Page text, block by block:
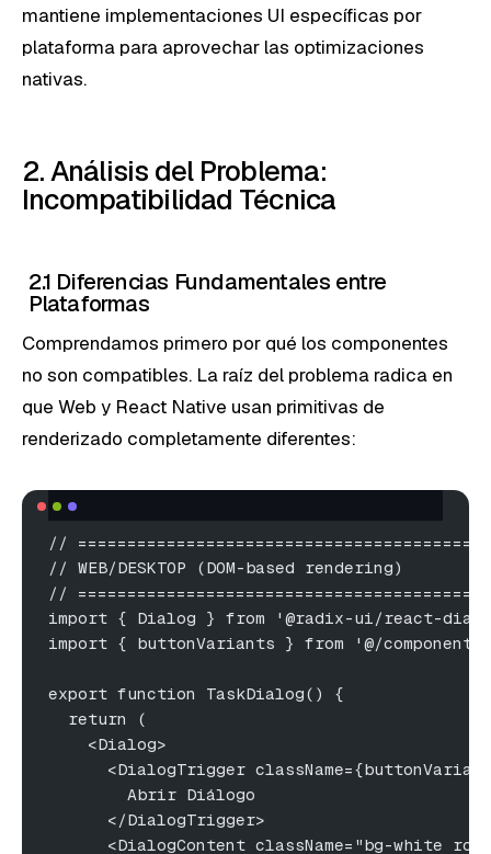
mantiene implementaciones UI específicas por
plataforma para aprovechar las optimizaciones
nativas.
2. Análisis del Problema:
Incompatibilidad Técnica
2.1 Diferencias Fundamentales entre
Plataformas
Comprendamos primero por qué los componentes
no son compatibles. La raíz del problema radica en
que Web y React Native usan primitivas de
renderizado completamente diferentes:
//
// WEB/DESKTOP (DOM-based rendering)
//
import { Dialog } from '@radix-ui/react-
import { buttonVariants } from '@/
export function TaskDialog() {
  return (
    <Dialog>
<DialogTrigger
        Abrir Diálogo
      </DialogTrigger>
<DialogContent className="bg-white